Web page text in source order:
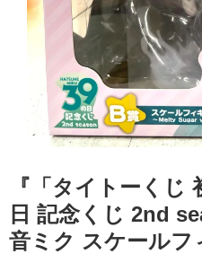
『「タイトーくじ
日 ​記念くじ ​2nd
音ミク スケールフ